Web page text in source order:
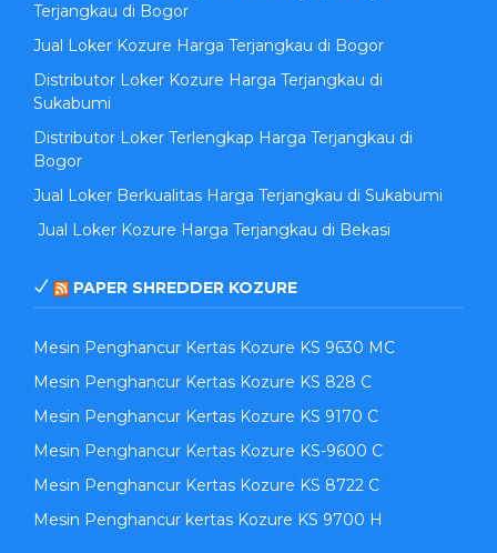
Terjangkau di Bogor
Jual Loker Kozure Harga Terjangkau di Bogor
Distributor Loker Kozure Harga Terjangkau di
Sukabumi
Distributor Loker Terlengkap Harga Terjangkau di
Bogor
Jual Loker Berkualitas Harga Terjangkau di Sukabumi
Jual Loker Kozure Harga Terjangkau di Bekasi
PAPER SHREDDER KOZURE
Mesin Penghancur Kertas Kozure KS 9630 MC
Mesin Penghancur Kertas Kozure KS 828 C
Mesin Penghancur Kertas Kozure KS 9170 C
Mesin Penghancur Kertas Kozure KS-9600 C
Mesin Penghancur Kertas Kozure KS 8722 C
Mesin Penghancur kertas Kozure KS 9700 H